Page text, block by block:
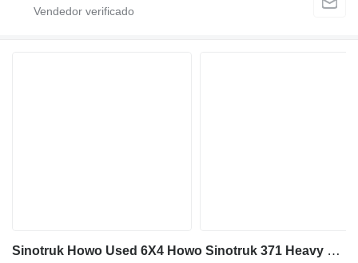
Sinotruk Howo Used 6X4 Howo Sinotruk 371 Heavy Truck Tractor Head with Fast G